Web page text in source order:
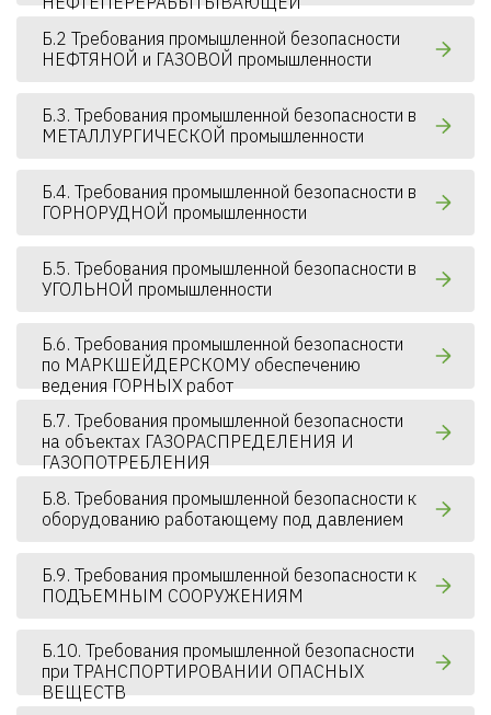
Б.2 Требования промышленной безопасности
НЕФТЯНОЙ и ГАЗОВОЙ промышленности
Б.3. Требования промышленной безопасности в
МЕТАЛЛУРГИЧЕСКОЙ промышленности
Б.4. Требования промышленной безопасности в
ГОРНОРУДНОЙ промышленности
Б.5. Требования промышленной безопасности в
УГОЛЬНОЙ промышленности
Б.6. Требования промышленной безопасности
по МАРКШЕЙДЕРСКОМУ обеспечению
ведения ГОРНЫХ работ
Б.7. Требования промышленной безопасности
на объектах ГАЗОРАСПРЕДЕЛЕНИЯ И
ГАЗОПОТРЕБЛЕНИЯ
Б.8. Требования промышленной безопасности к
оборудованию работающему под давлением
Б.9. Требования промышленной безопасности к
ПОДЪЕМНЫМ СООРУЖЕНИЯМ
Б.10. Требования промышленной безопасности
при ТРАНСПОРТИРОВАНИИ ОПАСНЫХ
ВЕЩЕСТВ